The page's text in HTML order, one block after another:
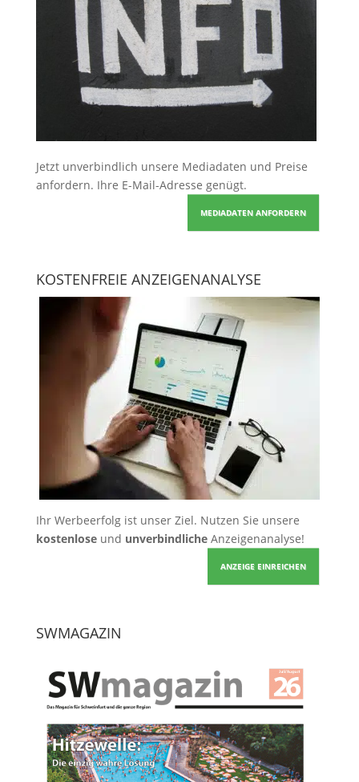
Jetzt unverbindlich unsere Mediadaten und Preise
anfordern. Ihre E-Mail-Adresse genügt.
MEDIADATEN ANFORDERN
KOSTENFREIE ANZEIGENANALYSE
Ihr Werbeerfolg ist unser Ziel. Nutzen Sie unsere
kostenloseund unverbindlicheAnzeigenanalyse!
ANZEIGE EINREICHEN
SWMAGAZIN